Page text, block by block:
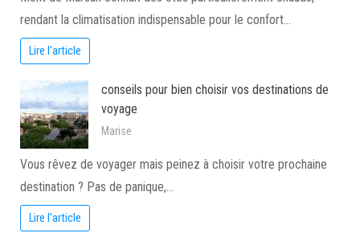
rendant la climatisation indispensable pour le confort…
Lire l'article
conseils pour bien choisir vos destinations de
voyage
Marise
Vous rêvez de voyager mais peinez à choisir votre prochaine
destination ? Pas de panique,…
Lire l'article